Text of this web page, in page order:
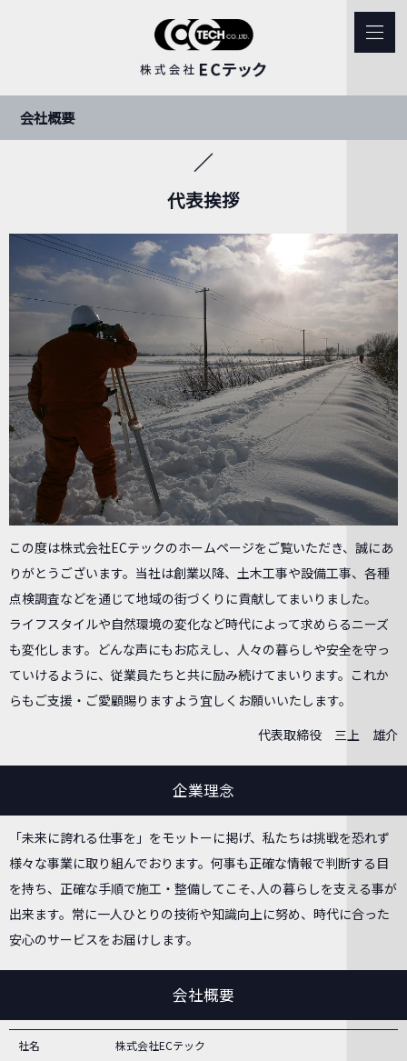
会社概要
代表挨拶
この度は株式会社ECテックのホームページをご覧いただき、誠にあ
りがとうございます。当社は創業以降、土木工事や設備工事、各種
点検調査などを通じて地域の街づくりに貢献してまいりました。
ライフスタイルや自然環境の変化など時代によって求めらるニーズ
も変化します。どんな声にもお応えし、人々の暮らしや安全を守っ
ていけるように、従業員たちと共に励み続けてまいります。これか
らもご支援・ご愛顧賜りますよう宜しくお願いいたします。
代表取締役 三上 雄介
企業理念
「未来に誇れる仕事を」をモットーに掲げ、私たちは挑戦を恐れず
様々な事業に取り組んでおります。何事も正確な情報で判断する目
を持ち、正確な手順で施工・整備してこそ､人の暮らしを支える事が
出来ます。常に一人ひとりの技術や知識向上に努め、時代に合った
安心のサービスをお届けします。
会社概要
社名 株式会社ECテック